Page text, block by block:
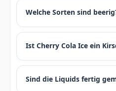
Welche Sorten sind
Ist Cherry Cola Ice ein
Sind die Liquids fertig